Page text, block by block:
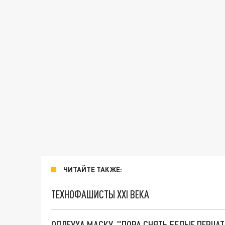
ЧИТАЙТЕ ТАКЖЕ:
ТЕХНОФАШИСТЫ XXI ВЕКА